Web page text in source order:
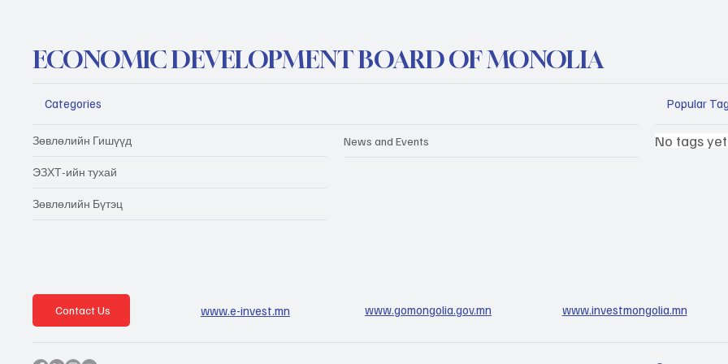
ECONOMIC DEVELOPMENT BOARD OF MONOLIA
Categories
Зөвлөлийн Гишүүд
ЭЗХТ-ийн тухай
Зөвлөлийн Бүтэц
News and Events
Popular
No tags
Contact Us www.e-invest.mn www.gomongolia.gov.mn www.investmongolia.mn